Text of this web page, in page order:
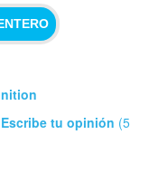
Escribe tu opinión (5